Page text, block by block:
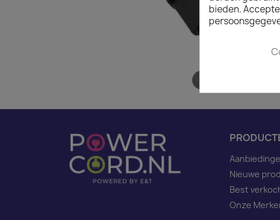
Nieuwe
Best
Onze
bieden.